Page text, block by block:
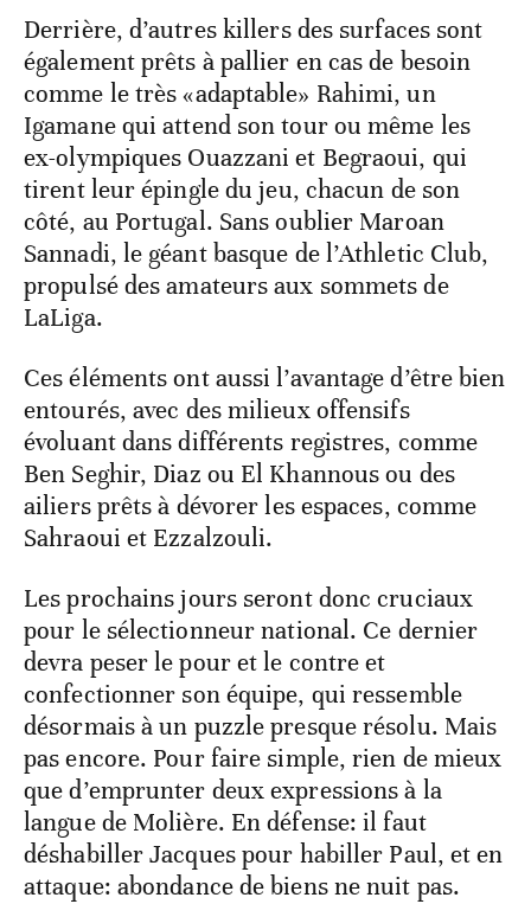
Derrière, d’autres killers des surfaces sont
également prêts à pallier en cas de besoin
comme le très «adaptable» Rahimi, un
Igamane qui attend son tour ou même les
ex-olympiques Ouazzani et Begraoui, qui
tirent leur épingle du jeu, chacun de son
côté, au Portugal. Sans oublier Maroan
Sannadi, le géant basque de l’Athletic Club,
propulsé des amateurs aux sommets de
LaLiga.
Ces éléments ont aussi l’avantage d’être bien
entourés, avec des milieux offensifs
évoluant dans différents registres, comme
Ben Seghir, Diaz ou El Khannous ou des
ailiers prêts à dévorer les espaces, comme
Sahraoui et Ezzalzouli.
Les prochains jours seront donc cruciaux
pour le sélectionneur national. Ce dernier
devra peser le pour et le contre et
confectionner son équipe, qui ressemble
désormais à un puzzle presque résolu. Mais
pas encore. Pour faire simple, rien de mieux
que d’emprunter deux expressions à la
langue de Molière. En défense: il faut
déshabiller Jacques pour habiller Paul, et en
attaque: abondance de biens ne nuit pas.